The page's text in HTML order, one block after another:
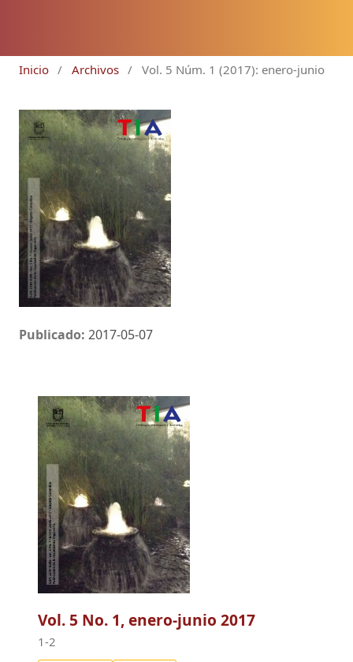
Inicio / Archivos / Vol. 5 Núm. 1 (2017): enero-junio
Publicado: 2017-05-07
Vol. 5 No. 1, enero-junio 2017
1-2